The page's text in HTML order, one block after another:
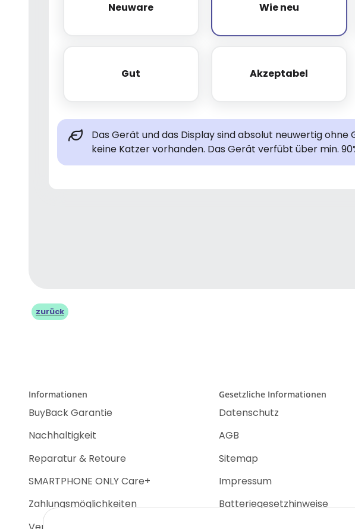
Neuware
Neuware Wie neu
Wie neu
Gut
Gut Akzeptabel
Akzeptabel
Das Gerät und das Display sind absolut neuwertig ohne
keine Katzer vorhanden. Das Gerät verfübt über min.
zurück
Informationen
BuyBack Garantie
Nachhaltigkeit
Reparatur & Retoure
SMARTPHONE ONLY Care+
Zahlungsmöglichkeiten
Gesetzliche Informationen
Datenschutz
AGB
Sitemap
Impressum
Batteriegesetzhinweise